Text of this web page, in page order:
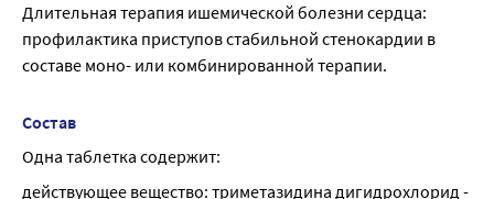
Длительная терапия ишемической болезни сердца:
профилактика приступов стабильной стенокардии в
составе моно- или комбинированной терапии.
Состав
Одна таблетка содержит:
действующее вещество: триметазидина дигидрохлорид -